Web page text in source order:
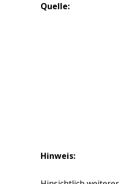
Quelle:
Hinweis: